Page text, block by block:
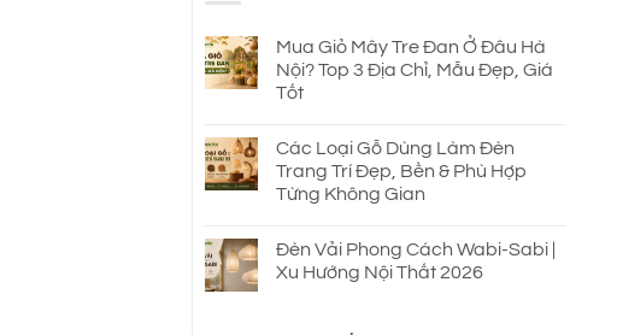
Mua Giỏ Mây Tre Đan Ở Đâu Hà
Nội? Top 3 Địa Chỉ, Mẫu Đẹp, Giá
Tốt
Các Loại Gỗ Dùng Làm Đèn
Trang Trí Đẹp, Bền & Phù Hợp
Từng Không Gian
Đèn Vải Phong Cách Wabi-Sabi |
Xu Hướng Nội Thất 2026